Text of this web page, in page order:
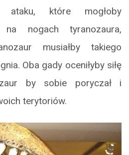
ataku, które mogłoby
nogach tyranozaura,
musiałby takiego
Oba gady oceniłyby siłę
by sobie poryczał i
terytoriów.